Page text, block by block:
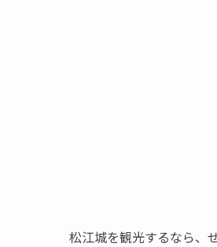
松江城を観光するなら、